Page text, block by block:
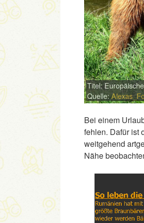
Titel:
Quelle:
Bei einem
fehlen. Dafür ist
weitgehend
Nähe